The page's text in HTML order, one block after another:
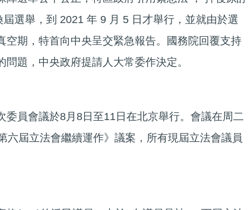
選舉，到 2021 年 9 月 5 日才舉行，並就由於選
空期，特首向中央呈交緊急報告。國務院回覆支持
題，中央政府提請人大常委作決定。
委員會議於8月8日至11日在北京舉行。會議在周二
六屆立法會繼續運作》議案，所有現屆立法會議員